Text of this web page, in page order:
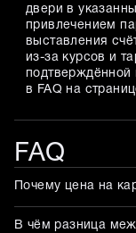
двери в
привлечением
выставления
из-за курсов и
подтверждённой
в FAQ на
FAQ
Почему цена на
В чём разница